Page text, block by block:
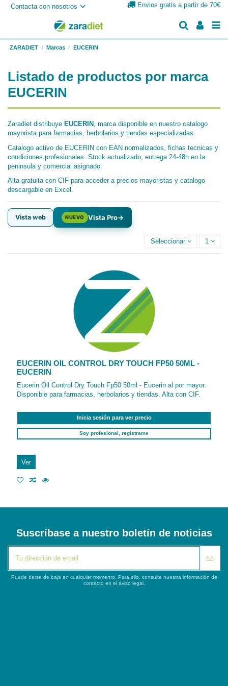
Contacta con nosotros Envios gratis a partir de 70€
ZARADIET Marcas EUCERIN
Listado de productos por marca
EUCERIN
Zaradiet distribuye EUCERIN , marca disponible en nuestro catalogo
mayorista para farmacias, herbolarios y tiendas especializadas.
Catalogo activo de EUCERIN con EAN normalizados, fichas tecnicas y
condiciones profesionales. Stock actualizado, entrega 24-48h en la
peninsula y comercial asignado.
Alta gratuita con CIF para acceder a precios mayoristas y catalogo
descargable en Excel.
Vista web NUEVO Vista Pro→
Seleccionar 1
EUCERIN OIL CONTROL DRY TOUCH FP50 50ML -
EUCERIN
Eucerin Oil Control Dry Touch Fp50 50ml - Eucerin al por mayor.
Disponible para farmacias, herbolarios y tiendas. Alta con CIF.
Inicia sesión para ver precio
Soy profesional, regístrame
Ver
Suscríbase a nuestro boletín de noticias
Puede darse de baja en cualquier momento. Para ello, consulte nuestra información de
contacto en el aviso legal.